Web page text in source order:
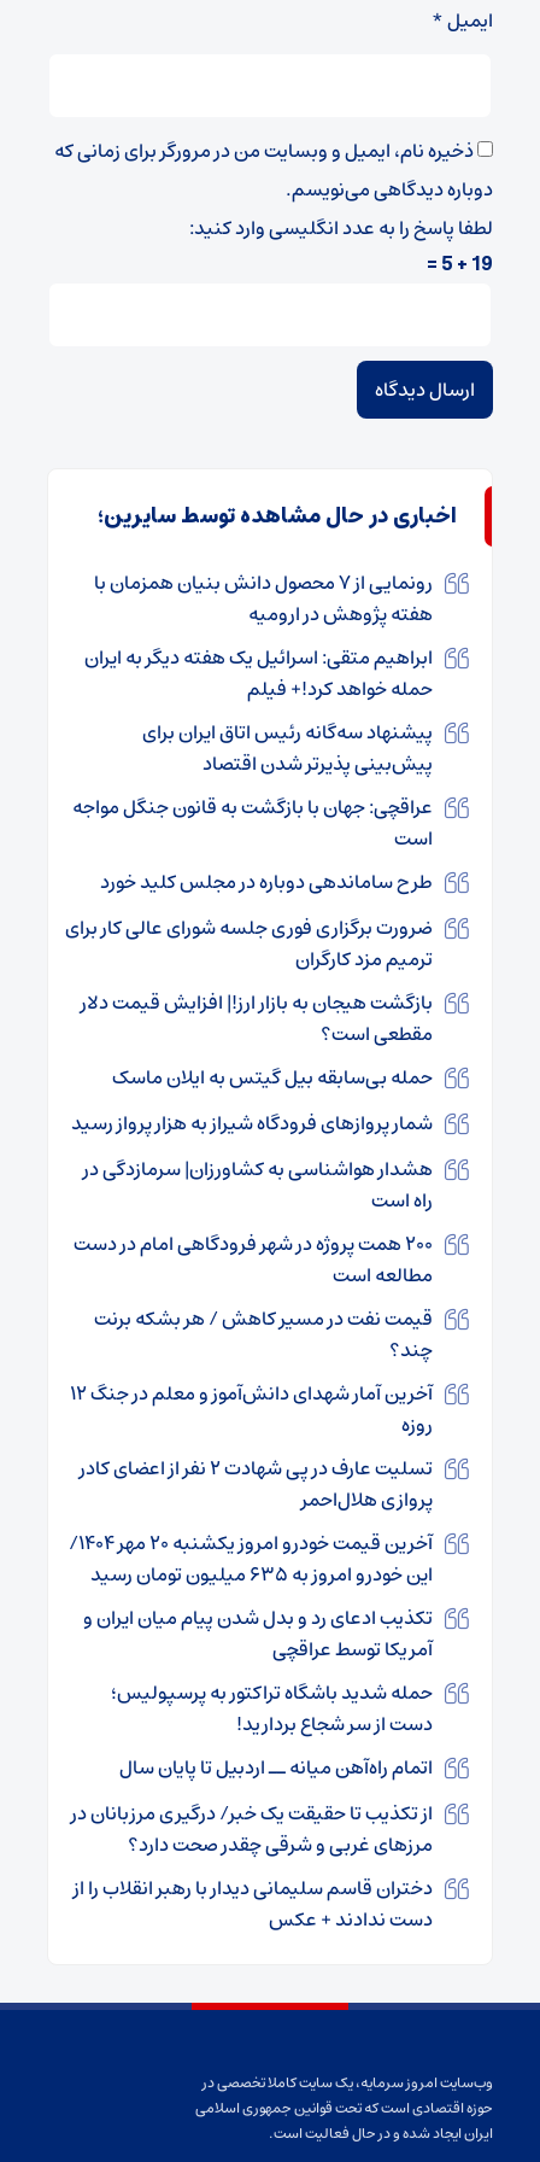
ایمیل*
ذخیره نام، ایمیل و وبسایت من در مرورگر برای زمانی که
دوباره دیدگاهی می‌نویسم.
لطفا پاسخ را به عدد انگلیسی وارد کنید:
19 + 5 =
اخباری در حال مشاهده توسط سایرین؛
رونمایی از ۷ محصول دانش بنیان همزمان با
هفته پژوهش در ارومیه
ابراهیم متقی: اسرائیل یک هفته دیگر به ایران
حمله خواهد کرد!+ فیلم
پیشنهاد سه‌گانه رئیس اتاق ایران برای
پیش‌بینی پذیرتر شدن اقتصاد
عراقچی: جهان با بازگشت به قانون جنگل مواجه
است
طرح ساماندهی دوباره در مجلس کلید خورد
ضرورت برگزاری فوری جلسه شورای عالی کار برای
ترمیم مزد کارگران
بازگشت هیجان به بازار ارز!| افزایش قیمت دلار
مقطعی است؟
حمله بی‌سابقه بیل گیتس به ایلان ماسک
شمار پروازهای فرودگاه شیراز به هزار پرواز رسید
هشدار هواشناسی به کشاورزان| سرمازدگی در
راه است
۲۰۰ همت پروژه در شهر فرودگاهی امام در دست
مطالعه است
قیمت نفت در مسیر کاهش / هر بشکه برنت
چند؟
آخرین آمار شهدای دانش‌آموز و معلم در جنگ ۱۲
روزه
تسلیت عارف در پی شهادت ۲ نفر از اعضای کادر
پروازی هلال‌احمر
آخرین قیمت خودرو امروز یکشنبه ۲۰ مهر ۱۴۰۴/
این خودرو امروز به ۶۳۵ میلیون تومان رسید
تکذیب ادعای رد و بدل شدن پیام میان ایران و
آمریکا توسط عراقچی
حمله شدید باشگاه تراکتور به پرسپولیس؛
دست از سر شجاع بردارید!
اتمام راه‌آهن میانه ــ اردبیل تا پایان سال
از تکذیب تا حقیقت یک خبر/ درگیری مرزبانان در
مرزهای غربی و شرقی چقدر صحت دارد؟
دختران قاسم سلیمانی دیدار با رهبر انقلاب را از
دست ندادند + عکس
وب‌سایت امروز سرمایه، یک سایت کاملا تخصصی در
حوزه اقتصادی است که تحت قوانین جمهوری اسلامی
ایران ایجاد شده و در حال فعالیت است.